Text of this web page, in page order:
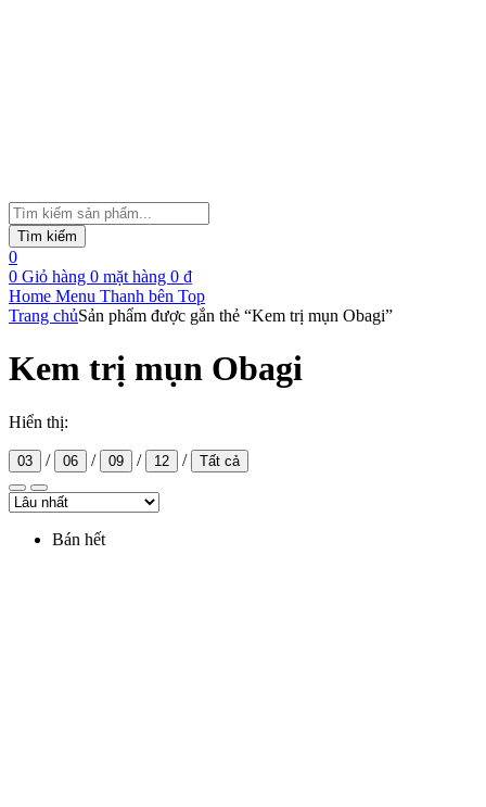
Tìm
kiếm
sản
phẩm
Tìm kiếm
0
0 Giỏ hàng 0 mặt hàng 0 ₫
Home Menu Thanh bên Top
Trang chủSản phẩm được gắn thẻ “Kem trị mụn Obagi”
Kem trị mụn Obagi
Hiển thị:
03 / 06 / 09 / 12 / Tất cả
Bán hết